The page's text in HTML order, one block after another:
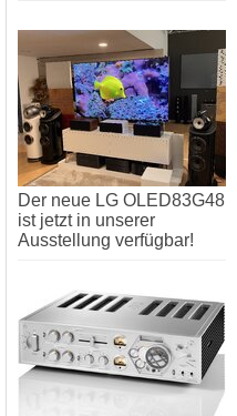
GTIN
Der neue LG OLED83G48
ist jetzt in unserer
Ausstellung verfügbar!